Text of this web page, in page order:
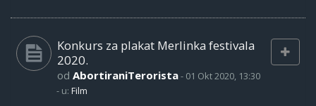
Konkurs za plakat Merlinka festivala
2020.
od AbortiraniTerorista- 01 Okt 2020, 13:30
- u: Film